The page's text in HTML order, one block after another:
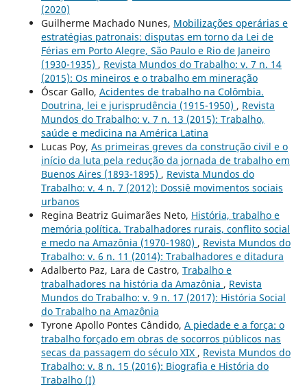
(2020)
Guilherme Machado Nunes, Mobilizações operárias e
estratégias patronais: disputas em torno da Lei de
Férias em Porto Alegre, São Paulo e Rio de Janeiro
(1930-1935) , Revista Mundos do Trabalho: v. 7 n. 14
(2015): Os mineiros e o trabalho em mineração
Óscar Gallo, Acidentes de trabalho na Colômbia.
Doutrina, lei e jurisprudência (1915-1950) , Revista
Mundos do Trabalho: v. 7 n. 13 (2015): Trabalho,
saúde e medicina na América Latina
Lucas Poy, As primeiras greves da construção civil e o
início da luta pela redução da jornada de trabalho em
Buenos Aires (1893-1895) , Revista Mundos do
Trabalho: v. 4 n. 7 (2012): Dossiê movimentos sociais
urbanos
Regina Beatriz Guimarães Neto, História, trabalho e
memória política. Trabalhadores rurais, conflito social
e medo na Amazônia (1970-1980) , Revista Mundos do
Trabalho: v. 6 n. 11 (2014): Trabalhadores e ditadura
Adalberto Paz, Lara de Castro, Trabalho e
trabalhadores na história da Amazônia , Revista
Mundos do Trabalho: v. 9 n. 17 (2017): História Social
do Trabalho na Amazônia
Tyrone Apollo Pontes Cândido, A piedade e a força: o
trabalho forçado em obras de socorros públicos nas
secas da passagem do século XIX , Revista Mundos do
Trabalho: v. 8 n. 15 (2016): Biografia e História do
Trabalho (I)